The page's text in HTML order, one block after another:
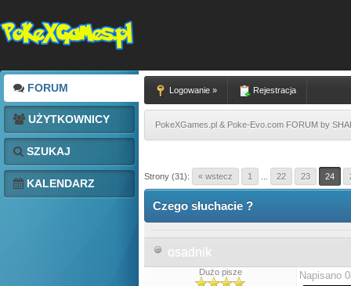
FORUM
UŻYTKOWNICY
SZUKAJ
KALENDARZ
Logowanie » Rejestracja
PokeXGames.pl & Poke-Evo.com FORUM by
Strony (31): « wstecz 1 22 23 24
Czego słuchacie ?
osadnik
Dużo pisze Napisano